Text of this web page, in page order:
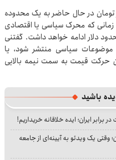
تحلیلگران، سطح ۱۸۰ هزار تومان در حال حاضر به یک محدوده
زمانی که محرک سیاسی یا اقتصادی
دلار ادامه خواهد داشت. گفتنی
سیاسی منتشر شود، یا
حرکت قیمت به سمت نیمه بالایی
باشید
برابر ایران؛ ایده خلاقانه خریداریم!
وقتی یک ویدئو به آیینه‌ای از جامعه